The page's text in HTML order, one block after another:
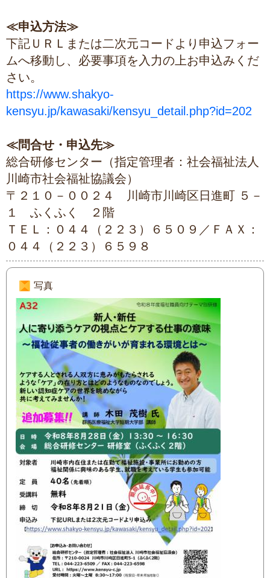
≪申込方法≫
下記ＵＲＬまたは二次元コードより申込フォー
ムへ移動し、必要事項を入力の上お申込みくだ
さい。
https://www.shakyo-
kensyu.jp/kawasaki/kensyu_detail.php?id=202
≪問合せ・申込先≫
総合研修センター（指定管理者：社会福祉法人
川崎市社会福祉協議会）
〒２１０－００２４ 川崎市川崎区日進町 ５－
１ ふくふく ２階
ＴＥＬ：０４４（２２３）６５０９／ＦＡＸ：
０４４（２２３）６５９８
写真